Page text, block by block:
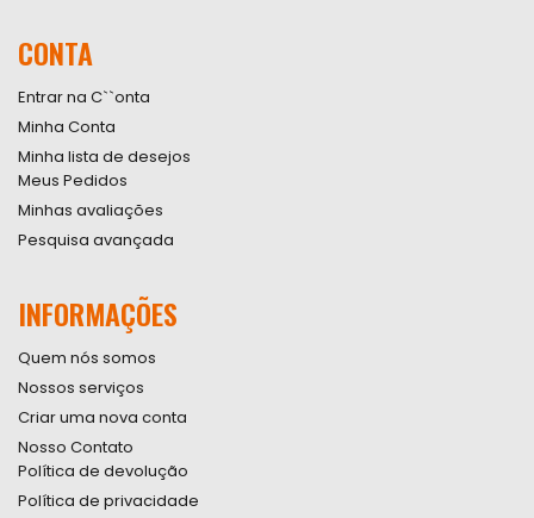
Newsletter:
CONTA
Entrar na C``onta
Minha Conta
Minha lista de desejos
Meus Pedidos
Minhas avaliações
Pesquisa avançada
INFORMAÇÕES
Quem nós somos
Nossos serviços
Criar uma nova conta
Nosso Contato
Política de devolução
Política de privacidade